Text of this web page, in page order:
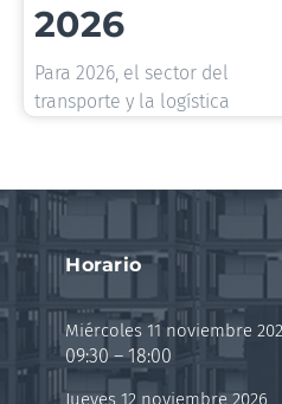
2026
Para 2026, el sector del
transporte y la logística
Horario
Miércoles 11 noviembre
09:30 – 18:00
Jueves 12 noviembre 2026